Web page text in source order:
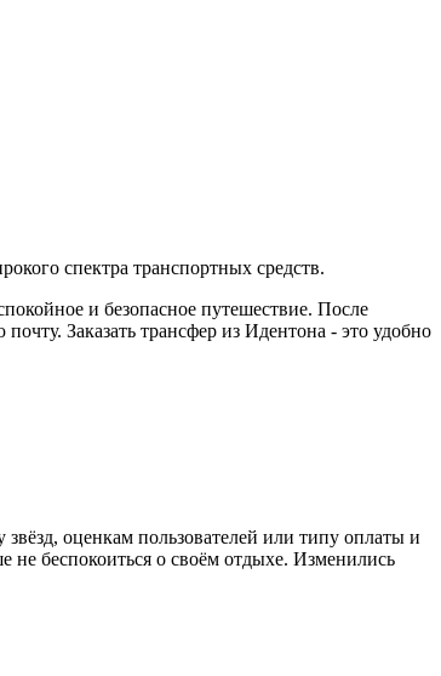
спектра транспортных средств.
и безопасное путешествие. После
Заказать трансфер из Идентона - это удобно
оценкам пользователей или типу оплаты и
беспокоиться о своём отдыхе. Изменились